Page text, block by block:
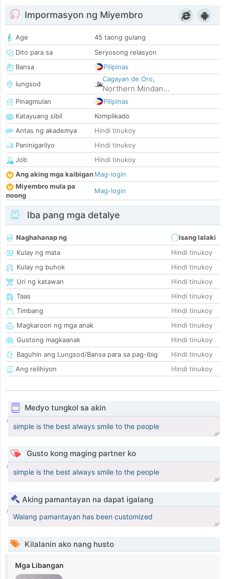
Impormasyon ng Miyembro
Age
45 taong gulang
Dito para sa
Seryosong relasyon
Bansa
Pilipinas
lungsod
Cagayan de Oro,
Northern Mindan...
Pinagmulan
Pilipinas
Katayuang sibil
Komplikado
Antas ng akademya
Hindi tinukoy
Paninigarilyo
Hindi tinukoy
Job
Hindi tinukoy
Ang aking mga kaibiganMag-login
Miyembro mula pa
noong
Mag-login
Iba pang mga detalye
Naghahanap ng
Isang lalaki
Kulay ng mata
Hindi tinukoy
Kulay ng buhok
Hindi tinukoy
Uri ng katawan
Hindi tinukoy
Taas
Hindi tinukoy
Timbang
Hindi tinukoy
Magkaroon ng mga anak
Hindi tinukoy
Gustong magkaanak
Hindi tinukoy
Baguhin ang Lungsod/Bansa para sa pag-ibig
Hindi tinukoy
Ang relihiyon
Hindi tinukoy
Medyo tungkol sa akin
simple is the best always smile to the people
Gusto kong maging partner ko
simple is the best always smile to the people
Aking pamantayan na dapat igalang
Walang pamantayan has been customized
Kilalanin ako nang husto
Mga Libangan